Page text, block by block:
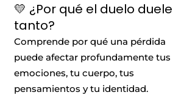
💛 ¿Por qué el duelo duele
tanto?
Comprende por qué una pérdida
puede afectar profundamente tus
emociones, tu cuerpo, tus
pensamientos y tu identidad.